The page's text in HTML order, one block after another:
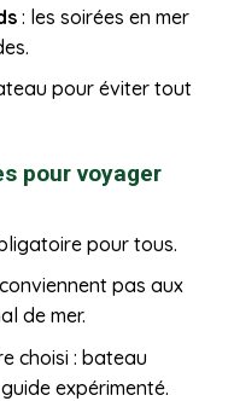
: les soirées en mer
pour éviter tout
pour voyager
pour tous.
pas aux
de mer.
choisi : bateau
expérimenté.